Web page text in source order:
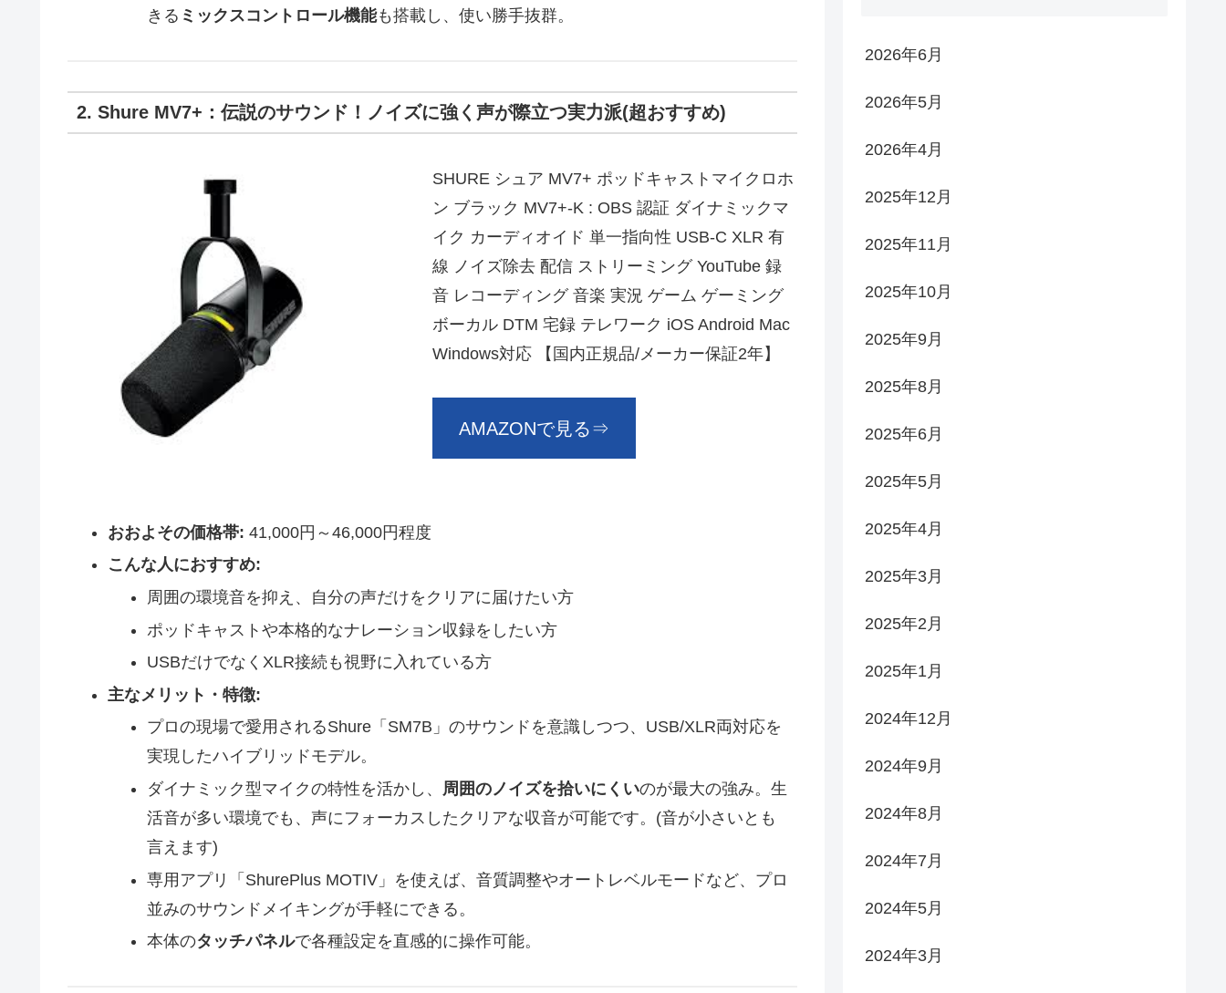
きる ミックスコントロール機能も搭載し、使い勝手抜群。
2. Shure MV7+：伝説のサウンド！ノイズに強く声が際立つ実力派(超おすすめ)
SHURE シュア MV7+ ポッドキャストマイクロホ
ン ブラック MV7+-K : OBS 認証 ダイナミックマ
イク カーディオイド 単一指向性 USB-C XLR 有
線 ノイズ除去 配信 ストリーミング YouTube 録
音 レコーディング 音楽 実況 ゲーム ゲーミング
ボーカル DTM 宅録 テレワーク iOS Android Mac
Windows対応 【国内正規品/メーカー保証2年】
AMAZONで見る⇒
おおよその価格帯: 41,000円～46,000円程度
こんな人におすすめ:
周囲の環境音を抑え、自分の声だけをクリアに届けたい方
ポッドキャストや本格的なナレーション収録をしたい方
USBだけでなくXLR接続も視野に入れている方
主なメリット・特徴:
プロの現場で愛用されるShure「SM7B」のサウンドを意識しつつ、USB/XLR両対応を
実現したハイブリッドモデル。
ダイナミック型マイクの特性を活かし、 周囲のノイズを拾いにくいのが最大の強み。生
活音が多い環境でも、声にフォーカスしたクリアな収音が可能です。(音が小さいとも
言えます)
専用アプリ「ShurePlus MOTIV」を使えば、音質調整やオートレベルモードなど、プロ
並みのサウンドメイキングが手軽にできる。
本体のタッチパネルで各種設定を直感的に操作可能。
2026年6月
2026年5月
2026年4月
2025年12月
2025年11月
2025年10月
2025年9月
2025年8月
2025年6月
2025年5月
2025年4月
2025年3月
2025年2月
2025年1月
2024年12月
2024年9月
2024年8月
2024年7月
2024年5月
2024年3月